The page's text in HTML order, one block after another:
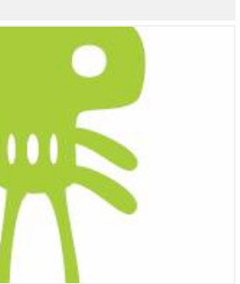
LIRE L'ARTICLE